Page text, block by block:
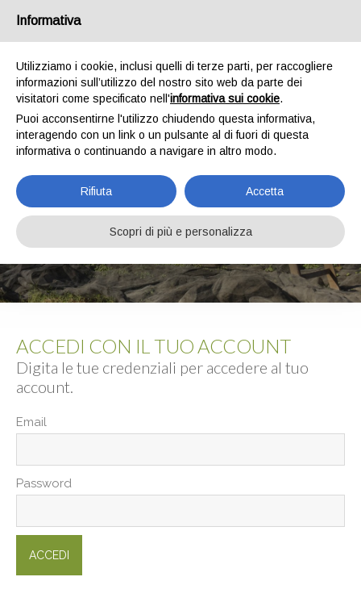
AREA RISERVATA
ACCEDI CON IL TUO ACCOUNT
Digita le tue credenziali per accedere al tuo
account.
Email
Password
Informativa
Utilizziamo i cookie, inclusi quelli di terze parti, per raccogliere
informazioni sull’utilizzo del nostro sito web da parte dei
visitatori come specificato nell'informativa sui cookie.
Puoi acconsentirne l'utilizzo chiudendo questa informativa,
interagendo con un link o un pulsante al di fuori di questa
informativa o continuando a navigare in altro modo.
Rifiuta Accetta
Scopri di più e personalizza